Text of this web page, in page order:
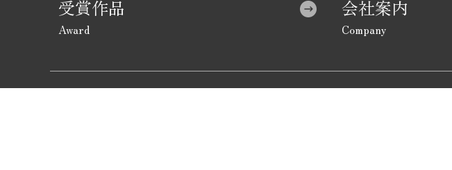
受賞作品 会社案内